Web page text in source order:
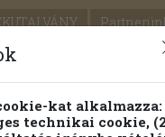
SEGÍTSÉG
Témaköri fa
kat alkalmazza:
technikai cookie,